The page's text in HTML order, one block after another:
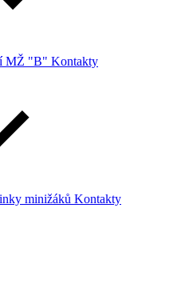
MŽ "B" Kontakty
minižáků Kontakty